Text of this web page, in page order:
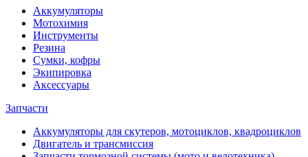
Аккумуляторы
Мотохимия
Инструменты
Резина
Сумки, кофры
Экипировка
Аксессуары
Запчасти
Аккумуляторы для скутеров, мотоциклов, квадроциклов
Двигатель и трансмиссия